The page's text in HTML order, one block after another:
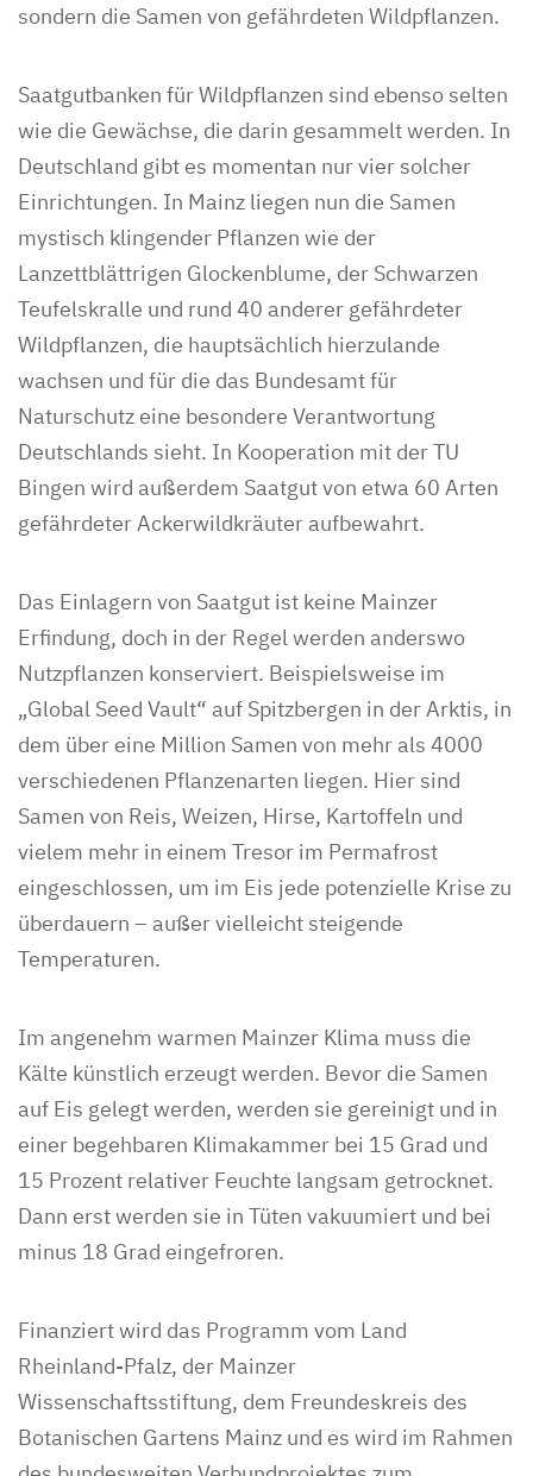
sondern die Samen von gefährdeten Wildpflanzen.
Saatgutbanken für Wildpflanzen sind ebenso selten
wie die Gewächse, die darin gesammelt werden. In
Deutschland gibt es momentan nur vier solcher
Einrichtungen. In Mainz liegen nun die Samen
mystisch klingender Pflanzen wie der
Lanzettblättrigen Glockenblume, der Schwarzen
Teufelskralle und rund 40 anderer gefährdeter
Wildpflanzen, die hauptsächlich hierzulande
wachsen und für die das Bundesamt für
Naturschutz eine besondere Verantwortung
Deutschlands sieht. In Kooperation mit der TU
Bingen wird außerdem Saatgut von etwa 60 Arten
gefährdeter Ackerwildkräuter aufbewahrt.
Das Einlagern von Saatgut ist keine Mainzer
Erfindung, doch in der Regel werden anderswo
Nutzpflanzen konserviert. Beispielsweise im
„Global Seed Vault“ auf Spitzbergen in der Arktis, in
dem über eine Million Samen von mehr als 4000
verschiedenen Pflanzenarten liegen. Hier sind
Samen von Reis, Weizen, Hirse, Kartoffeln und
vielem mehr in einem Tresor im Permafrost
eingeschlossen, um im Eis jede potenzielle Krise zu
überdauern – außer vielleicht steigende
Temperaturen.
Im angenehm warmen Mainzer Klima muss die
Kälte künstlich erzeugt werden. Bevor die Samen
auf Eis gelegt werden, werden sie gereinigt und in
einer begehbaren Klimakammer bei 15 Grad und
15 Prozent relativer Feuchte langsam getrocknet.
Dann erst werden sie in Tüten vakuumiert und bei
minus 18 Grad eingefroren.
Finanziert wird das Programm vom Land
Rheinland-Pfalz, der Mainzer
Wissenschaftsstiftung, dem Freundeskreis des
Botanischen Gartens Mainz und es wird im Rahmen